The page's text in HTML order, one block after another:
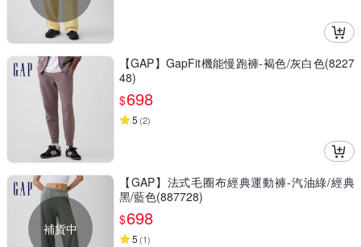
【GAP】GapFit機能慢跑褲-褐色/灰白色(8227
48)
$698
5 (2)
補貨中
【GAP】法式毛圈布經典運動褲-汽油綠/經典
黑/藍色(887728)
$698
5 (1)